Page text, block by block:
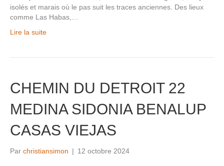
isolés et marais où le pas suit les traces anciennes. Des lieux
comme Las Habas,…
Lire la suite
CHEMIN DU DETROIT 22
MEDINA SIDONIA BENALUP
CASAS VIEJAS
Par christiansimon | 12 octobre 2024